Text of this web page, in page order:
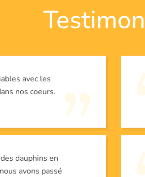
avec les
nos coeurs.
dauphins en
avons passé